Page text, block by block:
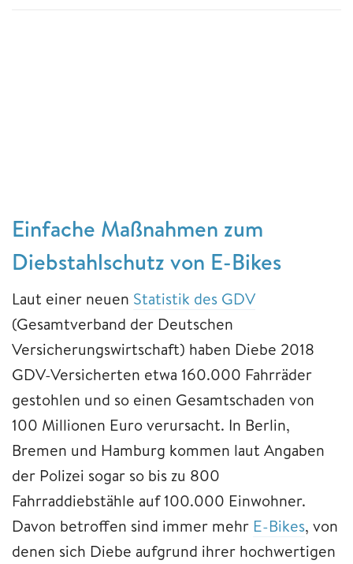
Einfache Maßnahmen zum
Diebstahlschutz von E-Bikes
Laut einer neuen Statistik des GDV
(Gesamtverband der Deutschen
Versicherungswirtschaft) haben Diebe 2018
GDV-Versicherten etwa 160.000 Fahrräder
gestohlen und so einen Gesamtschaden von
100 Millionen Euro verursacht. In Berlin,
Bremen und Hamburg kommen laut Angaben
der Polizei sogar so bis zu 800
Fahrraddiebstähle auf 100.000 Einwohner.
Davon betroffen sind immer mehr E-Bikes, von
denen sich Diebe aufgrund ihrer hochwertigen